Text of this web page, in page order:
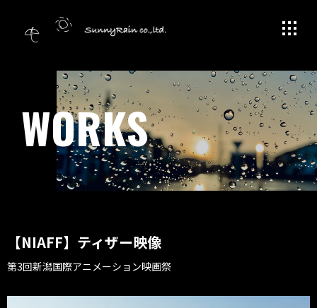
WORKS
【NIAFF】ティザー映像
第3回新潟国際アニメーション映画祭